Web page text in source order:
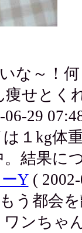
な～！何
せとく
29
１kg体
。結果に
Y( 2002-
う都会を
ワンちゃ